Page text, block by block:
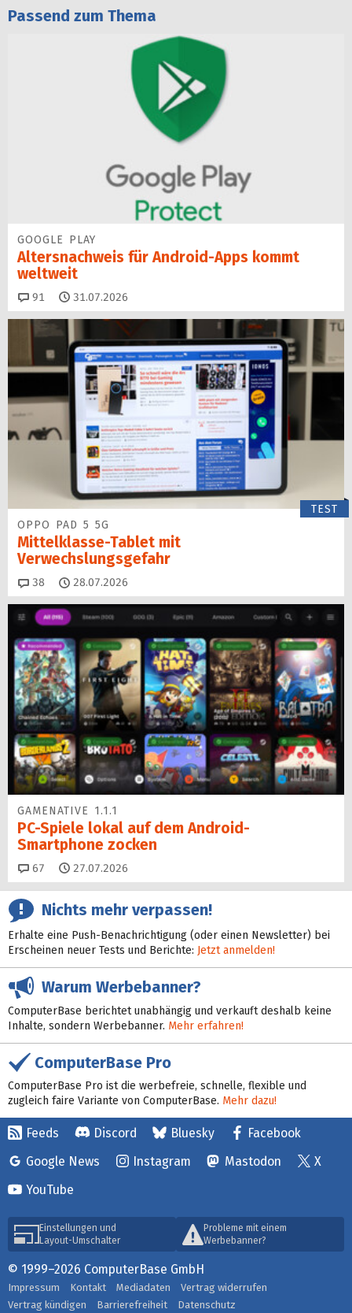
Passend zum Thema
GOOGLE PLAY
Altersnachweis für Android-Apps kommt
weltweit
91 Kommentare
31.07.2026
TEST
OPPO PAD 5 5G
Mittelklasse-Tablet mit
Verwechslungsgefahr
38 Kommentare
28.07.2026
GAMENATIVE 1.1.1
PC-Spiele lokal auf dem Android-
Smartphone zocken
67 Kommentare
27.07.2026
Nichts mehr verpassen!
Erhalte eine Push-Benachrichtigung (oder einen Newsletter) bei
Erscheinen neuer Tests und Berichte: Jetzt anmelden!
Warum Werbebanner?
ComputerBase berichtet unabhängig und verkauft deshalb keine
Inhalte, sondern Werbebanner. Mehr erfahren!
ComputerBase Pro
ComputerBase Pro ist die werbefreie, schnelle, flexible und
zugleich faire Variante von ComputerBase. Mehr dazu!
Feeds Discord Bluesky
Facebook
Google News
Instagram Mastodon
X
YouTube
Einstellungen und
Layout-Umschalter
Probleme mit einem
Werbebanner?
© 1999–2026 ComputerBase GmbH
Impressum Kontakt Mediadaten
Vertrag widerrufen
Vertrag kündigen
Barrierefreiheit Datenschutz